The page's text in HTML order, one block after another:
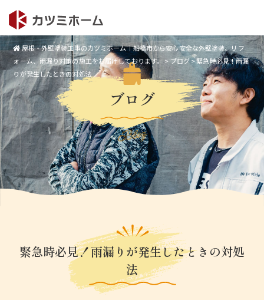
屋根・外壁塗装工事のカツミホーム｜船橋市から安心安全な外壁塗装、リフ
ォーム、雨漏り対策の施工をお届けしております。>ブログ>緊急時必見！雨漏
りが発生したときの対処法
ブログ
Blog
緊急時必見！雨漏りが発生したときの対処
法